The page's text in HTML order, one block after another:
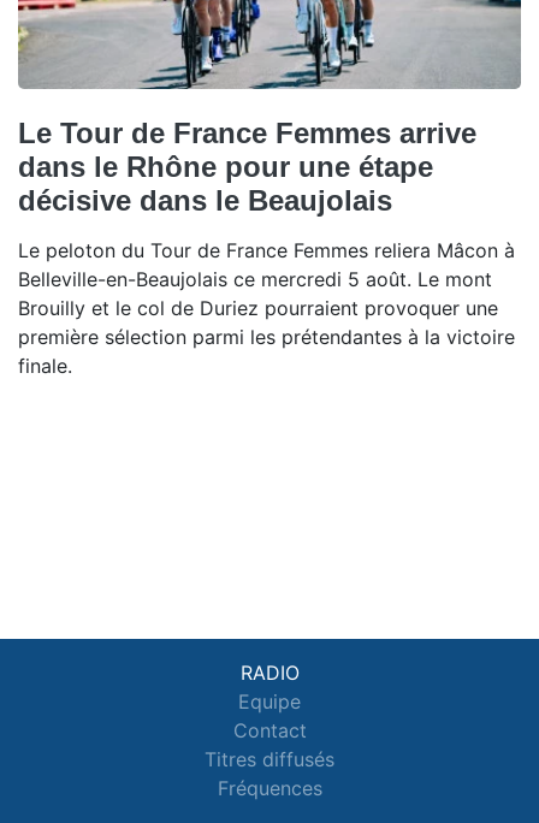
Le Tour de France Femmes arrive
dans le Rhône pour une étape
décisive dans le Beaujolais
Le peloton du Tour de France Femmes reliera Mâcon à
Belleville-en-Beaujolais ce mercredi 5 août. Le mont
Brouilly et le col de Duriez pourraient provoquer une
première sélection parmi les prétendantes à la victoire
finale.
RADIO
Equipe
Contact
Titres diffusés
Fréquences